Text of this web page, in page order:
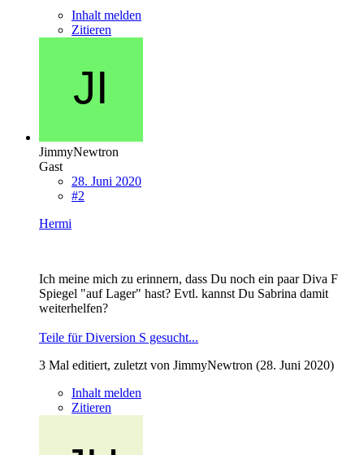
Inhalt melden
Zitieren
JimmyNewtron
Gast
28. Juni 2020
#2
Hermi
Ich meine mich zu erinnern, dass Du noch ein paar Diva F
Spiegel "auf Lager" hast? Evtl. kannst Du Sabrina damit
weiterhelfen?
Teile für Diversion S gesucht...
3 Mal editiert, zuletzt von JimmyNewtron (28. Juni 2020)
Inhalt melden
Zitieren